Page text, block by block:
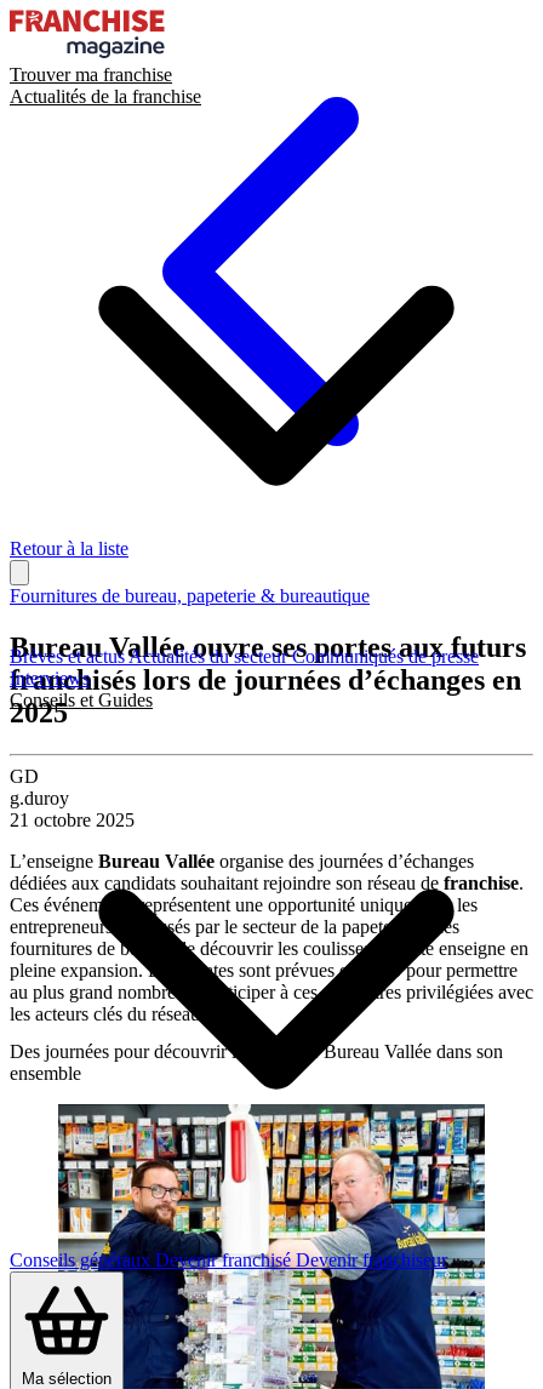
Trouver ma franchise
Actualités de la franchise
Brèves et actusActualités du secteurCommuniqués de presse
Interviews
Conseils et Guides
Conseils généraux Devenir franchisé Devenir franchiseur
Ma sélection
Retour à la liste
Fournitures de bureau, papeterie & bureautique
Bureau Vallée ouvre ses portes aux futurs
franchisés lors de journées d’échanges en
2025
GD
g.duroy
21 octobre 2025
L’enseigne Bureau Vallée organise des journées d’échanges
dédiées aux candidats souhaitant rejoindre son réseau de franchise.
Ces événements représentent une opportunité unique pour les
entrepreneurs intéressés par le secteur de la papeterie et des
fournitures de bureau de découvrir les coulisses de cette enseigne en
pleine expansion. Deux dates sont prévues en 2025 pour permettre
au plus grand nombre de participer à ces rencontres privilégiées avec
les acteurs clés du réseau.
Des journées pour découvrir la franchise Bureau Vallée dans son
ensemble